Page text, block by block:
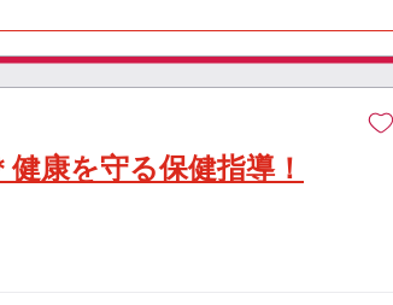
康を守る保健指導！